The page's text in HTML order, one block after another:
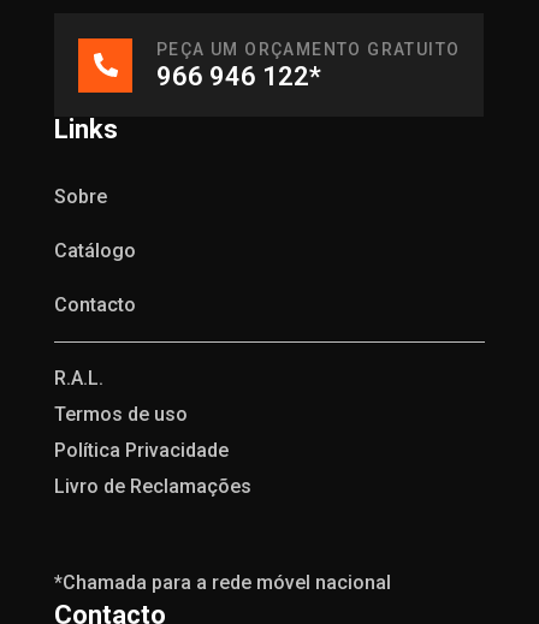
PEÇA UM ORÇAMENTO GRATUITO
966 946 122*
Links
Sobre
Catálogo
Contacto
R.A.L.
Termos de uso
Política Privacidade
Livro de Reclamações
*Chamada para a rede móvel nacional
Contacto